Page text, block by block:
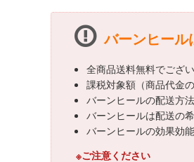
バーンヒール
全商品送料無料でござい
課税対象額（商品代金
バーンヒールの配送方
バーンヒールは配送の
バーンヒールの効果効
※ご注意ください